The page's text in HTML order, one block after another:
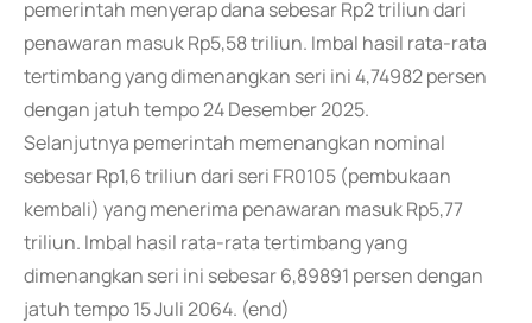
pemerintah menyerap dana sebesar Rp2 triliun dari
penawaran masuk Rp5,58 triliun. Imbal hasil rata-rata
tertimbang yang dimenangkan seri ini 4,74982 persen
dengan jatuh tempo 24 Desember 2025.
Selanjutnya pemerintah memenangkan nominal
sebesar Rp1,6 triliun dari seri FR0105 (pembukaan
kembali) yang menerima penawaran masuk Rp5,77
triliun. Imbal hasil rata-rata tertimbang yang
dimenangkan seri ini sebesar 6,89891 persen dengan
jatuh tempo 15 Juli 2064. (end)